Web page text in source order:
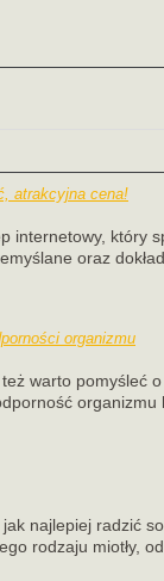
atrakcyjna cena!
internetowy, który
oraz
organizmu
warto pomyśleć
organizmu
najlepiej radzić
rodzaju miotły,